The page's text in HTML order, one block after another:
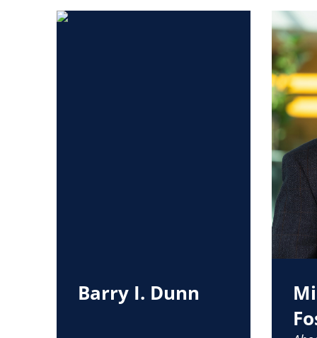
Barry I. Dunn